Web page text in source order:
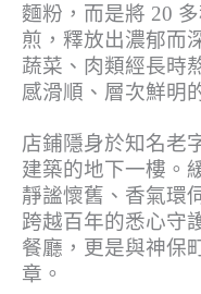
麵粉，而是將 20
煎，釋放出濃郁而
蔬菜、肉類經長時
感滑順、層次鮮明
店鋪隱身於知名老
建築的地下一樓。
靜謐懷舊、香氣環
跨越百年的悉心守
餐廳，更是與神保
章。